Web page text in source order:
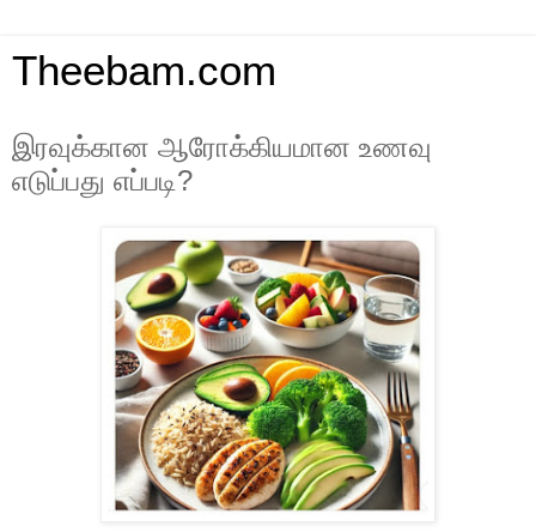
Theebam.com
இரவுக்கான ஆரோக்கியமான உணவு
எடுப்பது எப்படி?